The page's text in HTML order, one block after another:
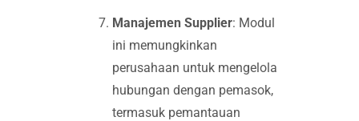
Manajemen Supplier: Modul
ini memungkinkan
perusahaan untuk mengelola
hubungan dengan pemasok,
termasuk pemantauan